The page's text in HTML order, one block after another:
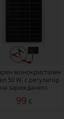
монокристален
50 W, с регулатор
на зареждането
99 €